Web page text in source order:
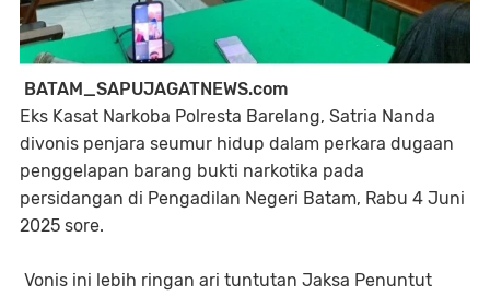
BATAM_SAPUJAGATNEWS.com
Eks Kasat Narkoba Polresta Barelang, Satria Nanda
divonis penjara seumur hidup dalam perkara dugaan
penggelapan barang bukti narkotika pada
persidangan di Pengadilan Negeri Batam, Rabu 4 Juni
2025 sore.
Vonis ini lebih ringan ari tuntutan Jaksa Penuntut